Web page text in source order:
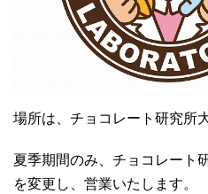
場所は、チョコレート研究所
夏季期間のみ、チョコレート
を変更し、営業いたします。